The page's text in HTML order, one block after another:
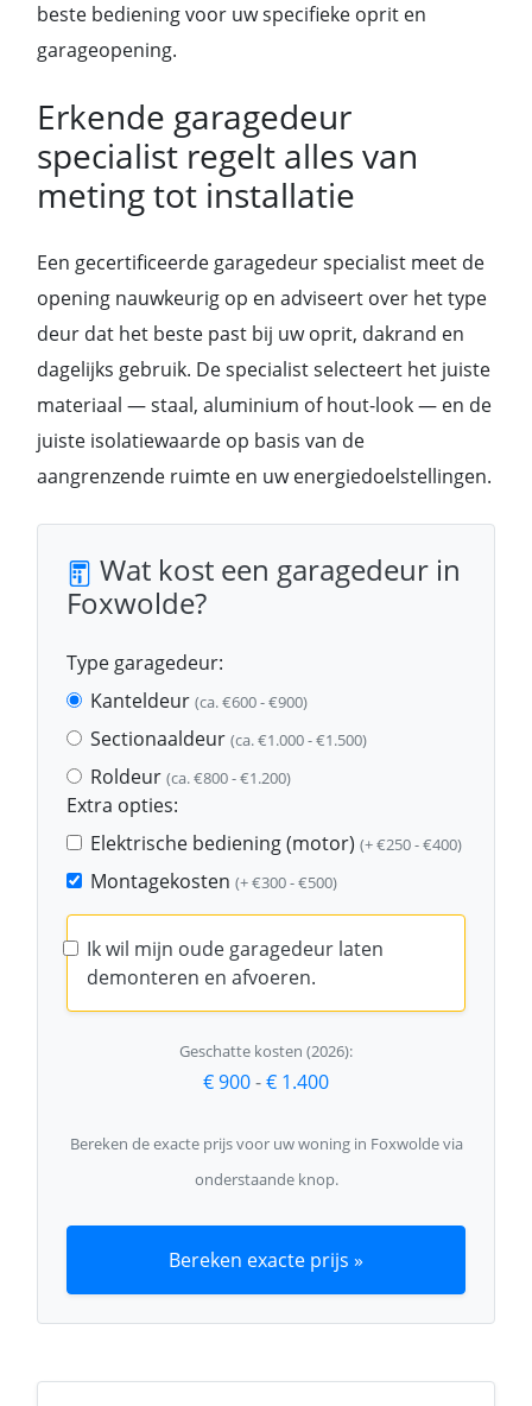
beste bediening voor uw specifieke oprit en
garageopening.
Erkende garagedeur
specialist regelt alles van
meting tot installatie
Een gecertificeerde garagedeur specialist meet de
opening nauwkeurig op en adviseert over het type
deur dat het beste past bij uw oprit, dakrand en
dagelijks gebruik. De specialist selecteert het juiste
materiaal — staal, aluminium of hout-look — en de
juiste isolatiewaarde op basis van de
aangrenzende ruimte en uw energiedoelstellingen.
Wat kost een garagedeur in
Foxwolde?
Type garagedeur:
Kanteldeur (ca. €600 - €900)
Sectionaaldeur (ca. €1.000 - €1.500)
Roldeur (ca. €800 - €1.200)
Extra opties:
Elektrische bediening (motor) (+ €250 - €400)
Montagekosten (+ €300 - €500)
Ik wil mijn oude garagedeur laten
demonteren en afvoeren.
Geschatte kosten (2026):
€ 900-€ 1.400
Bereken de exacte prijs voor uw woning in Foxwolde via
onderstaande knop.
Bereken exacte prijs »